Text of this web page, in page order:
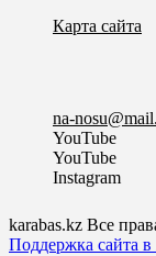
Карта сайта
na-
YouTube
YouTube
Instagram
karabas.kz Все
Поддержка сайта